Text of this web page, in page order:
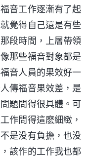
音工作逐漸有了起
覺得自己還是有些
段時間，上層帶領
那些福音對象都是
音人員的果效好一
傳福音果效差，是
題問得很具體。可
作問得這麽細緻，
是没有負擔，也没
該作的工作我也都